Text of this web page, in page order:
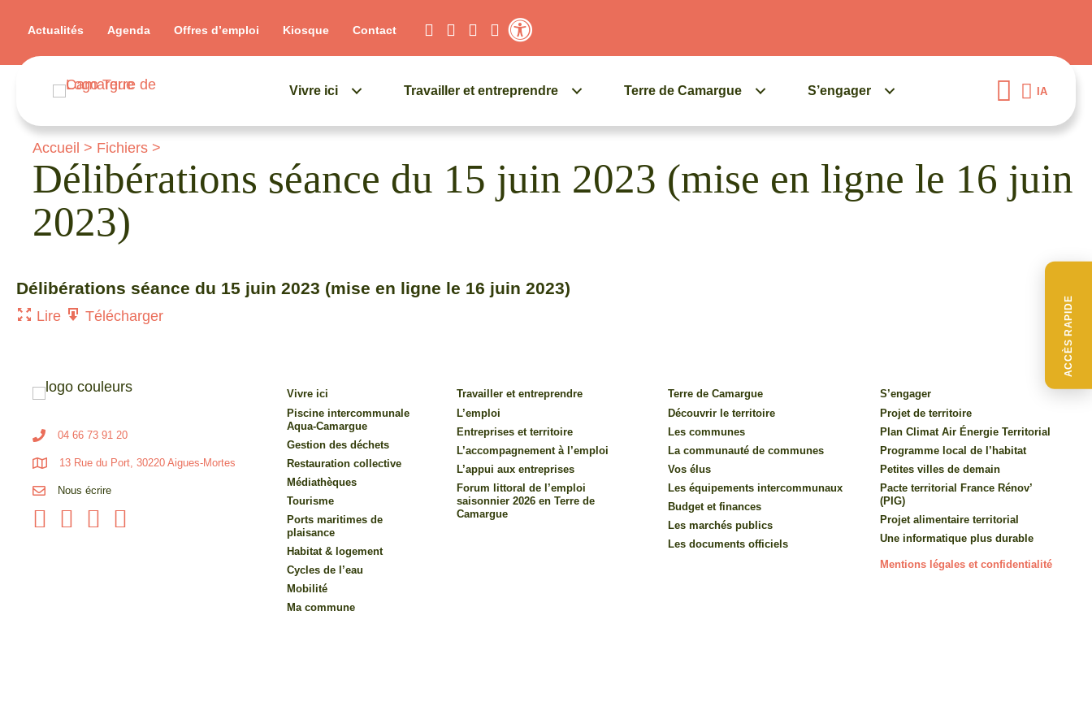
ACCÈS RAPIDE
Actualités Agenda Offres d’emploi Kiosque
Contact
Vivre ici Travailler et entreprendre Terre de Camargue S’engager IA
Accueil > Fichiers >
Délibérations séance du 15 juin 2023 (mise en ligne le 16 juin
2023)
Délibérations séance du 15 juin 2023 (mise en ligne le 16 juin 2023)
Lire Télécharger
04 66 73 91 20
13 Rue du Port, 30220 Aigues-Mortes
Nous écrire
Vivre ici
Piscine intercommunale
Aqua-Camargue
Gestion des déchets
Restauration collective
Médiathèques
Tourisme
Ports maritimes de
plaisance
Habitat & logement
Cycles de l’eau
Mobilité
Ma commune
Travailler et entreprendre
L’emploi
Entreprises et territoire
L’accompagnement à l’emploi
L’appui aux entreprises
Forum littoral de l’emploi
saisonnier 2026 en Terre de
Camargue
Terre de Camargue
Découvrir le territoire
Les communes
La communauté de communes
Vos élus
Les équipements intercommunaux
Budget et finances
Les marchés publics
Les documents officiels
S’engager
Projet de territoire
Plan Climat Air Énergie Territorial
Programme local de l’habitat
Petites villes de demain
Pacte territorial France Rénov’
(PIG)
Projet alimentaire territorial
Une informatique plus durable
Mentions légales et confidentialité